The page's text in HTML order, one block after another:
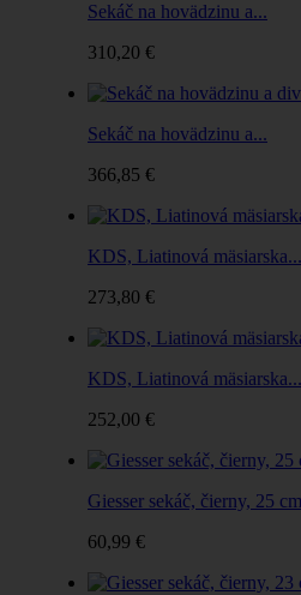
Sekáč na hovädzinu a...
310,20 €
Sekáč na hovädzinu a...
366,85 €
KDS, Liatinová mäsiarska...
273,80 €
KDS, Liatinová mäsiarska...
252,00 €
Giesser sekáč, čierny, 25 cm
60,99 €